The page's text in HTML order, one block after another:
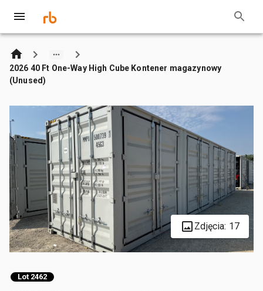
2026 40 Ft One-Way High Cube Kontener magazynowy
(Unused)
Zdjęcia: 17
Lot 2462